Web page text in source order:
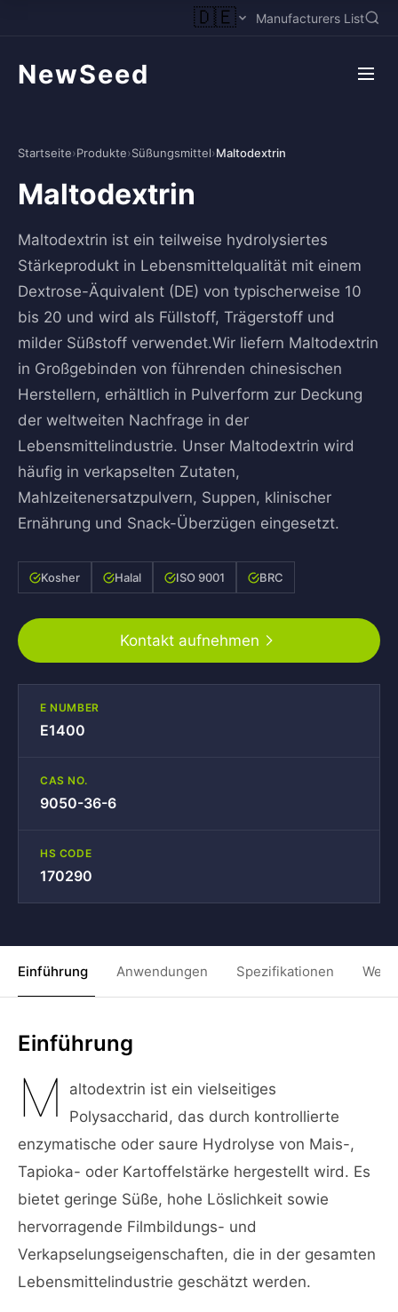
🇩🇪 Manufacturers List
NewSeed
Startseite›Produkte›Süßungsmittel›Maltodextrin
Maltodextrin
Maltodextrin ist ein teilweise hydrolysiertes
Stärkeprodukt in Lebensmittelqualität mit einem
Dextrose-Äquivalent (DE) von typischerweise 10
bis 20 und wird als Füllstoff, Trägerstoff und
milder Süßstoff verwendet.Wir liefern Maltodextrin
in Großgebinden von führenden chinesischen
Herstellern, erhältlich in Pulverform zur Deckung
der weltweiten Nachfrage in der
Lebensmittelindustrie. Unser Maltodextrin wird
häufig in verkapselten Zutaten,
Mahlzeitenersatzpulvern, Suppen, klinischer
Ernährung und Snack-Überzügen eingesetzt.
Kosher Halal ISO 9001 BRC
Kontakt aufnehmen
E NUMBER
E1400
CAS NO.
9050-36-6
HS CODE
170290
Einführung Anwendungen Spezifikationen
Einführung
M
altodextrin ist ein vielseitiges
Polysaccharid, das durch kontrollierte
enzymatische oder saure Hydrolyse von Mais-,
Tapioka- oder Kartoffelstärke hergestellt wird. Es
bietet geringe Süße, hohe Löslichkeit sowie
hervorragende Filmbildungs- und
Verkapselungseigenschaften, die in der gesamten
Lebensmittelindustrie geschätzt werden.